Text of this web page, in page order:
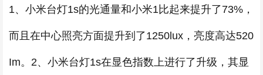
1、小米台灯1s的光通量和小米1比起来提升了73%，
而且在中心照亮方面提升到了1250lux，亮度高达520
Im。2、小米台灯1s在显色指数上进行了升级，其显